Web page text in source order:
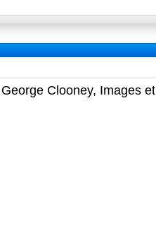
Clooney, Images et